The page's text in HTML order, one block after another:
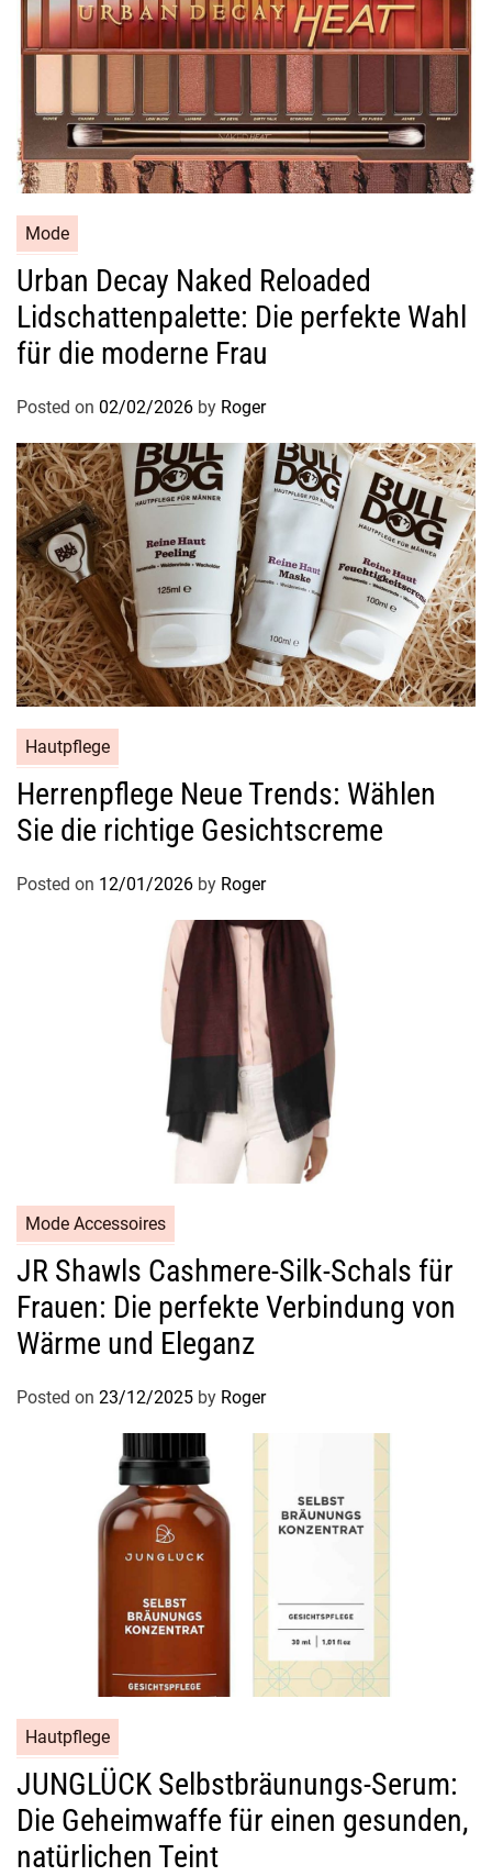
n
d
e
,
n
a
l
i
h
n
T
e
i
n
t
Mode
Urban Decay Naked Reloaded
Lidschattenpalette: Die perfekte Wahl
für die moderne Frau
Posted on 02/02/2026 by Roger
Hautpflege
Herrenpflege Neue Trends: Wählen
Sie die richtige Gesichtscreme
Posted on 12/01/2026 by Roger
Mode Accessoires
JR Shawls Cashmere-Silk-Schals für
Frauen: Die perfekte Verbindung von
Wärme und Eleganz
Posted on 23/12/2025 by Roger
Hautpflege
JUNGLÜCK Selbstbräunungs-Serum:
Die Geheimwaffe für einen gesunden,
natürlichen Teint